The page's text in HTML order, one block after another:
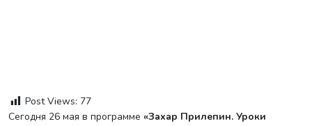
Post Views: 77
Сегодня 26 мая в программе «Захар Прилепин. Уроки